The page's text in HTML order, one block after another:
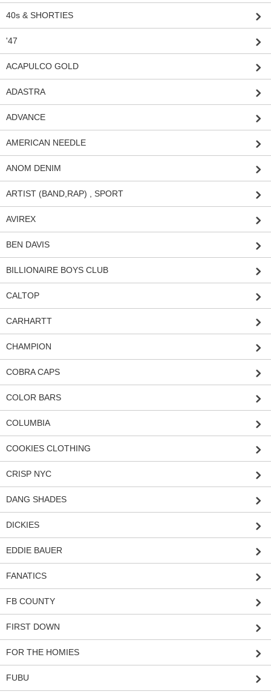
40s & SHORTIES
'47
ACAPULCO GOLD
ADASTRA
ADVANCE
AMERICAN NEEDLE
ANOM DENIM
ARTIST (BAND,RAP) , SPORT
AVIREX
BEN DAVIS
BILLIONAIRE BOYS CLUB
CALTOP
CARHARTT
CHAMPION
COBRA CAPS
COLOR BARS
COLUMBIA
COOKIES CLOTHING
CRISP NYC
DANG SHADES
DICKIES
EDDIE BAUER
FANATICS
FB COUNTY
FIRST DOWN
FOR THE HOMIES
FUBU